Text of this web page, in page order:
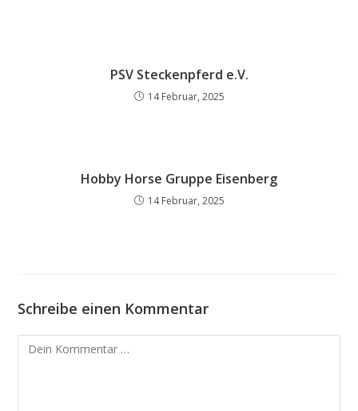
PSV Steckenpferd e.V.
14 Februar, 2025
Hobby Horse Gruppe Eisenberg
14 Februar, 2025
Schreibe einen Kommentar
Kommentar